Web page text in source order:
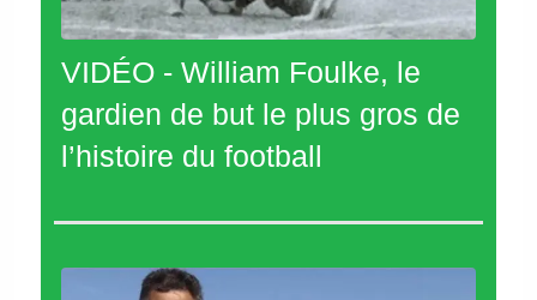
VIDÉO - William Foulke, le
gardien de but le plus gros de
l’histoire du football